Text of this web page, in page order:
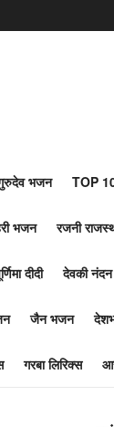
भजन TOP
भजन रजनी
दीदी देवकी
जैन भजन
गरबा लिरिक्स